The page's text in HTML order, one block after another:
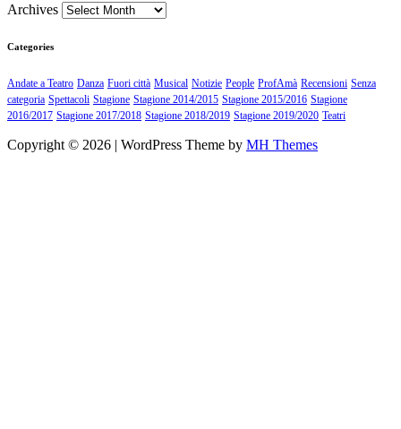
Archives
Categories
Andate a Teatro Danza Fuori città Musical Notizie People ProfAmà Recensioni Senza
categoria Spettacoli Stagione Stagione 2014/2015 Stagione 2015/2016 Stagione
2016/2017 Stagione 2017/2018 Stagione 2018/2019 Stagione 2019/2020 Teatri
Copyright © 2026 | WordPress Theme by MH Themes